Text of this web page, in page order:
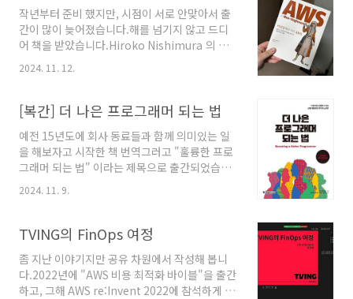
무자들에게는 여러번 이야기 해본 적이 있으나,
경영진들을 위한 행사에서는 처음이었습니다.그
래서 어떻게 쉽게 설명할지를 많이 고민을 했었
고, What/Why/How의 3가지 관점에서 설명을
현진님 께서 Datadog 의 cloud cost..
작년부터 준비 했지만, 시점이 서로 안맞아서 출
간이 많이 늦어졌습니다.해를 넘기지 않고 드디
어 책을 받았습니다.Hiroko Nishimura 의 책
[AWS for Non-Engineers]를 번역했습니다.
클라우드 개념부터, EC2, Lambda, S3, RDS 등
지막으로 공인 시험 AWS Cloud Practitioner
비전공자도 이해하기 쉽게 옮기려 노력했습니
다.https://www.yes24.com/Product/Goods/134794414 비
전공자를 위한 AWS - 예스24초보자를 위한 친절
한 AWS 가이드 수백만 개의 기업이 문서를 공유
2024. 11. 12.
[복간] 더 나은 프로그래머 되는 법
예전 15년도에 회사 동료들과 함께 의미있는 일
을 해보자고 시작한 책 번역그러고 "훌륭한 프로
그래머 되는 법" 이라는 제목으로 출간되었습니
다.에세이, 개발지침서 같은 책이다 보니 많은 사
랑은 받았었는데, 어느 순간 절판 되어서 아쉬웠
동일하나, 뒤에 부록이 바뀌었네
요.https://product.kyobobook.co.kr/detail/S000213044936
2024. 11. 9.
TVING의 FinOps 여정
좀 지난 이야기지만 공유 차원에서 작성해 봅니
다.2022년에 "AWS 비용 최적화 바이블"을 출간
하고, 그해 AWS re:Invent 2022에 참석하게 되